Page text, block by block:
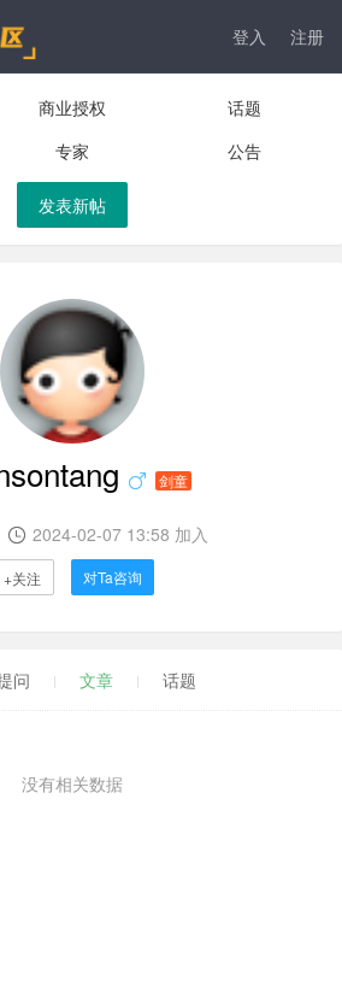
登入 注册
商业授权
话题
专家 公告
发表新帖
剑童
2024-02-07 13:58 加入
+关注 对Ta咨询
问 文章 话题
没有相关数据